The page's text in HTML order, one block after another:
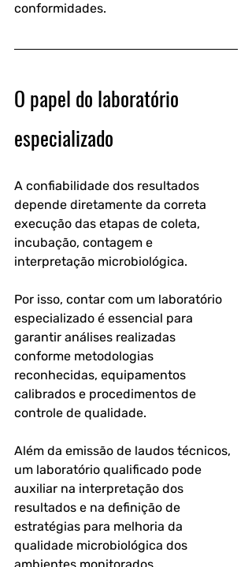
conformidades.
O papel do laboratório
especializado
A confiabilidade dos resultados
depende diretamente da correta
execução das etapas de coleta,
incubação, contagem e
interpretação microbiológica.
Por isso, contar com um laboratório
especializado é essencial para
garantir análises realizadas
conforme metodologias
reconhecidas, equipamentos
calibrados e procedimentos de
controle de qualidade.
Além da emissão de laudos técnicos,
um laboratório qualificado pode
auxiliar na interpretação dos
resultados e na definição de
estratégias para melhoria da
qualidade microbiológica dos